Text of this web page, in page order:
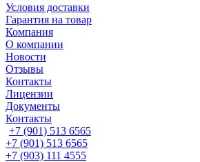
Условия доставки
Гарантия на товар
Компания
О компании
Новости
Отзывы
Контакты
Лицензии
Документы
Контакты
+7 (901) 513 6565
+7 (901) 513 6565
+7 (903) 111 4555